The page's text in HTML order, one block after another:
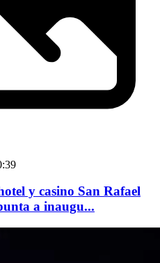
y casino San Rafael
a inaugu...